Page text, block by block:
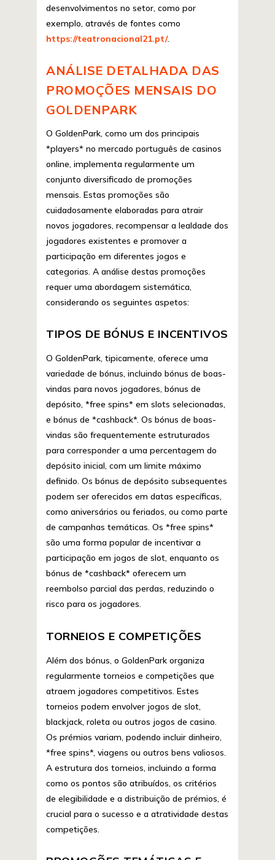
desenvolvimentos no setor, como por
exemplo, através de fontes como
https://teatronacional21.pt/.
ANÁLISE DETALHADA DAS
PROMOÇÕES MENSAIS DO
GOLDENPARK
O GoldenPark, como um dos principais
*players* no mercado português de casinos
online, implementa regularmente um
conjunto diversificado de promoções
mensais. Estas promoções são
cuidadosamente elaboradas para atrair
novos jogadores, recompensar a lealdade dos
jogadores existentes e promover a
participação em diferentes jogos e
categorias. A análise destas promoções
requer uma abordagem sistemática,
considerando os seguintes aspetos:
TIPOS DE BÓNUS E INCENTIVOS
O GoldenPark, tipicamente, oferece uma
variedade de bónus, incluindo bónus de boas-
vindas para novos jogadores, bónus de
depósito, *free spins* em slots selecionadas,
e bónus de *cashback*. Os bónus de boas-
vindas são frequentemente estruturados
para corresponder a uma percentagem do
depósito inicial, com um limite máximo
definido. Os bónus de depósito subsequentes
podem ser oferecidos em datas específicas,
como aniversários ou feriados, ou como parte
de campanhas temáticas. Os *free spins*
são uma forma popular de incentivar a
participação em jogos de slot, enquanto os
bónus de *cashback* oferecem um
reembolso parcial das perdas, reduzindo o
risco para os jogadores.
TORNEIOS E COMPETIÇÕES
Além dos bónus, o GoldenPark organiza
regularmente torneios e competições que
atraem jogadores competitivos. Estes
torneios podem envolver jogos de slot,
blackjack, roleta ou outros jogos de casino.
Os prémios variam, podendo incluir dinheiro,
*free spins*, viagens ou outros bens valiosos.
A estrutura dos torneios, incluindo a forma
como os pontos são atribuídos, os critérios
de elegibilidade e a distribuição de prémios, é
crucial para o sucesso e a atratividade destas
competições.